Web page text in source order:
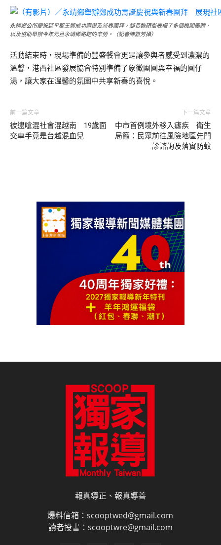
永靖鄉公所慶祝延平郡王鄭成功壽誕及新春團拜，鄉長魏碩衛表揚了多個機關團體，
以及協助舉辦今年元旦永靖鄉路跑的辛勞。（記者陳雅芳攝）
活動結束時，現場準備的豐盛餐會更是讓參與者感受到濃濃的
溫馨，港西社區發展協會特別準備了象徵團圓與幸福的圓仔
湯，讓大家在溫馨的氛圍中共享新春的喜悅。
前一篇文章
被逮嗆混社會混越南 19歲面
交車手竟是台越混血兒
下一篇文章
中市首例境外移入瘧疾 衛生
局籲：民眾前往風險地區先門
診諮詢及落實防蚊
報真導正、報真導善
爆料信箱：scooptwed@gmail.com
讀者投書：scooptwre@gmail.com